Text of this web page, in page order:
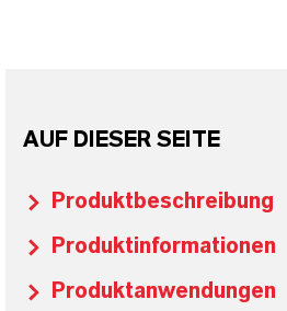
AUF DIESER SEITE
Produktbeschreibung
Produktinformationen
Produktanwendungen